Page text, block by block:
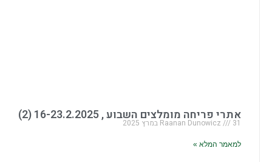
אתרי פריחה מומלצים השבוע , 16-23.2.2025 (2)
Raanan Dunowicz 31 במרץ 2025
למאמר המלא »